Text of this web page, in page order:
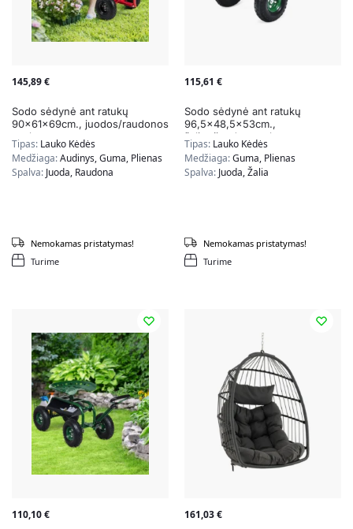
145,89€
Sodo sėdynė ant ratukų
90x61x69cm., juodos/raudonos
spalvos
Tipas: Lauko Kėdės
Medžiaga:Audinys, Guma, Plienas
Spalva: Juoda, Raudona
Turime
Nemokamas pristatymas!
115,61 €
Sodo sėdynė ant ratukų
96,5×48,5x53cm.,
žalios/juodos spalvos
Tipas: Lauko Kėdės
Medžiaga:Guma, Plienas
Spalva: Juoda, Žalia
Turime
Nemokamas pristatymas!
110,10€ 161,03€